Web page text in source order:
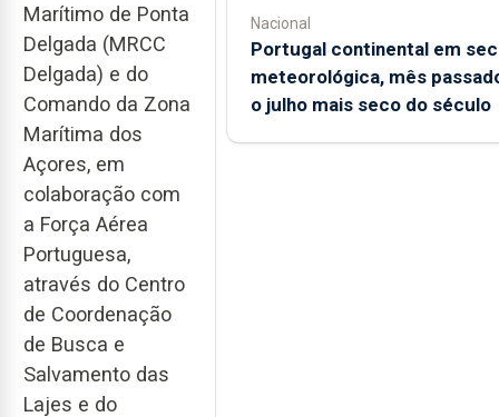
Marítimo de Ponta
Delgada (MRCC
Delgada) e do
Comando da Zona
Marítima dos
Açores, em
colaboração com
a Força Aérea
Portuguesa,
através do Centro
de Coordenação
de Busca e
Salvamento das
Lajes e do
Nacional
Portugal continental em
meteorológica, mês
o julho mais seco do século